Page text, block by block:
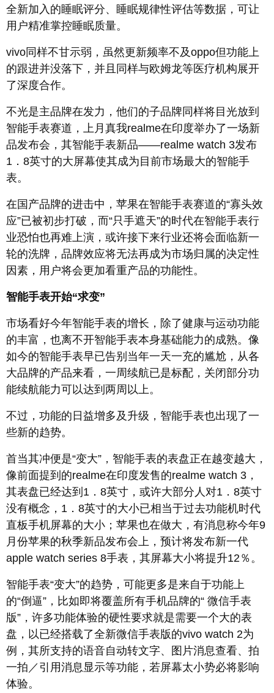
全新加入的睡眠评分、睡眠规律性评估等数据，可让
用户精准掌控睡眠质量。
vivo同样不甘示弱，虽然更新频率不及oppo但功能上
的跟进并没落下，并且同样与欧姆龙等医疗机构展开
了深度合作。
不光是主品牌在发力，他们的子品牌同样将目光放到
智能手表赛道，上月真我realme在印度举办了一场新
品发布会，其智能手表新品——realme watch 3发布
1．8英寸的大屏幕使其成为目前市场最大的智能手
表。
在国产品牌的进击中，苹果在智能手表赛道的“寡头效
应”已被初步打破，而“只手遮天”的时代在智能手表行
业恐怕也再难上演，或许接下来行业还将会面临新一
轮的洗牌，品牌效应将无法再成为市场归属的决定性
因素，用户将会更加看重产品的功能性。
智能手表开始“求变”
市场看好今年智能手表的增长，除了健康与运动功能
的丰富，也离不开智能手表本身基础能力的成熟。像
如今的智能手表早已告别当年一天一充的尴尬，从各
大品牌的产品来看，一周续航已是标配，关闭部分功
能续航能力可以达到两周以上。
不过，功能的日益增多及升级，智能手表也出现了一
些新的趋势。
首当其冲便是“变大”，智能手表的表盘正在越变越大，
像前面提到的realme在印度发售的realme watch 3，
其表盘已经达到1．8英寸，或许大部分人对1．8英寸
没有概念，1．8英寸的大小已相当于过去功能机时代
直板手机屏幕的大小；苹果也在做大，有消息称今年9
月份苹果的秋季新品发布会上，预计将发布新一代
apple watch series 8手表，其屏幕大小将提升12％。
智能手表“变大”的趋势，可能更多是来自于功能上
的“倒逼”，比如即将覆盖所有手机品牌的“ 微信手表
版”，许多功能体验的硬性要求就是需要一个大的表
盘，以已经搭载了全新微信手表版的vivo watch 2为
例，其所支持的语音自动转文字、图片消息查看、拍
一拍／引用消息显示等功能，若屏幕太小势必将影响
体验。